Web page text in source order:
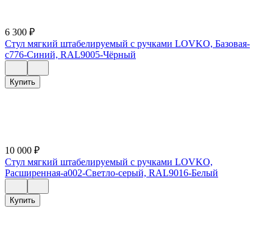
6 300 ₽
Стул мягкий штабелируемый с ручками LOVKO, Базовая-
c776-Синий, RAL9005-Чёрный
Купить
10 000 ₽
Стул мягкий штабелируемый с ручками LOVKO,
Расширенная-a002-Светло-серый, RAL9016-Белый
Купить